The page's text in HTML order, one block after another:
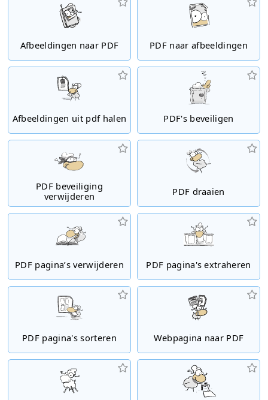
Afbeeldingen naar PDF PDF naar afbeeldingen
Afbeeldingen uit pdf halen PDF's beveiligen
PDF beveiliging
verwijderen
PDF draaien
PDF pagina’s verwijderen PDF pagina's extraheren
PDF pagina's sorteren Webpagina naar PDF